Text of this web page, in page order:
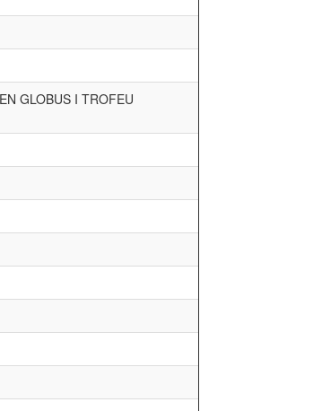
GLOBUS I TROFEU